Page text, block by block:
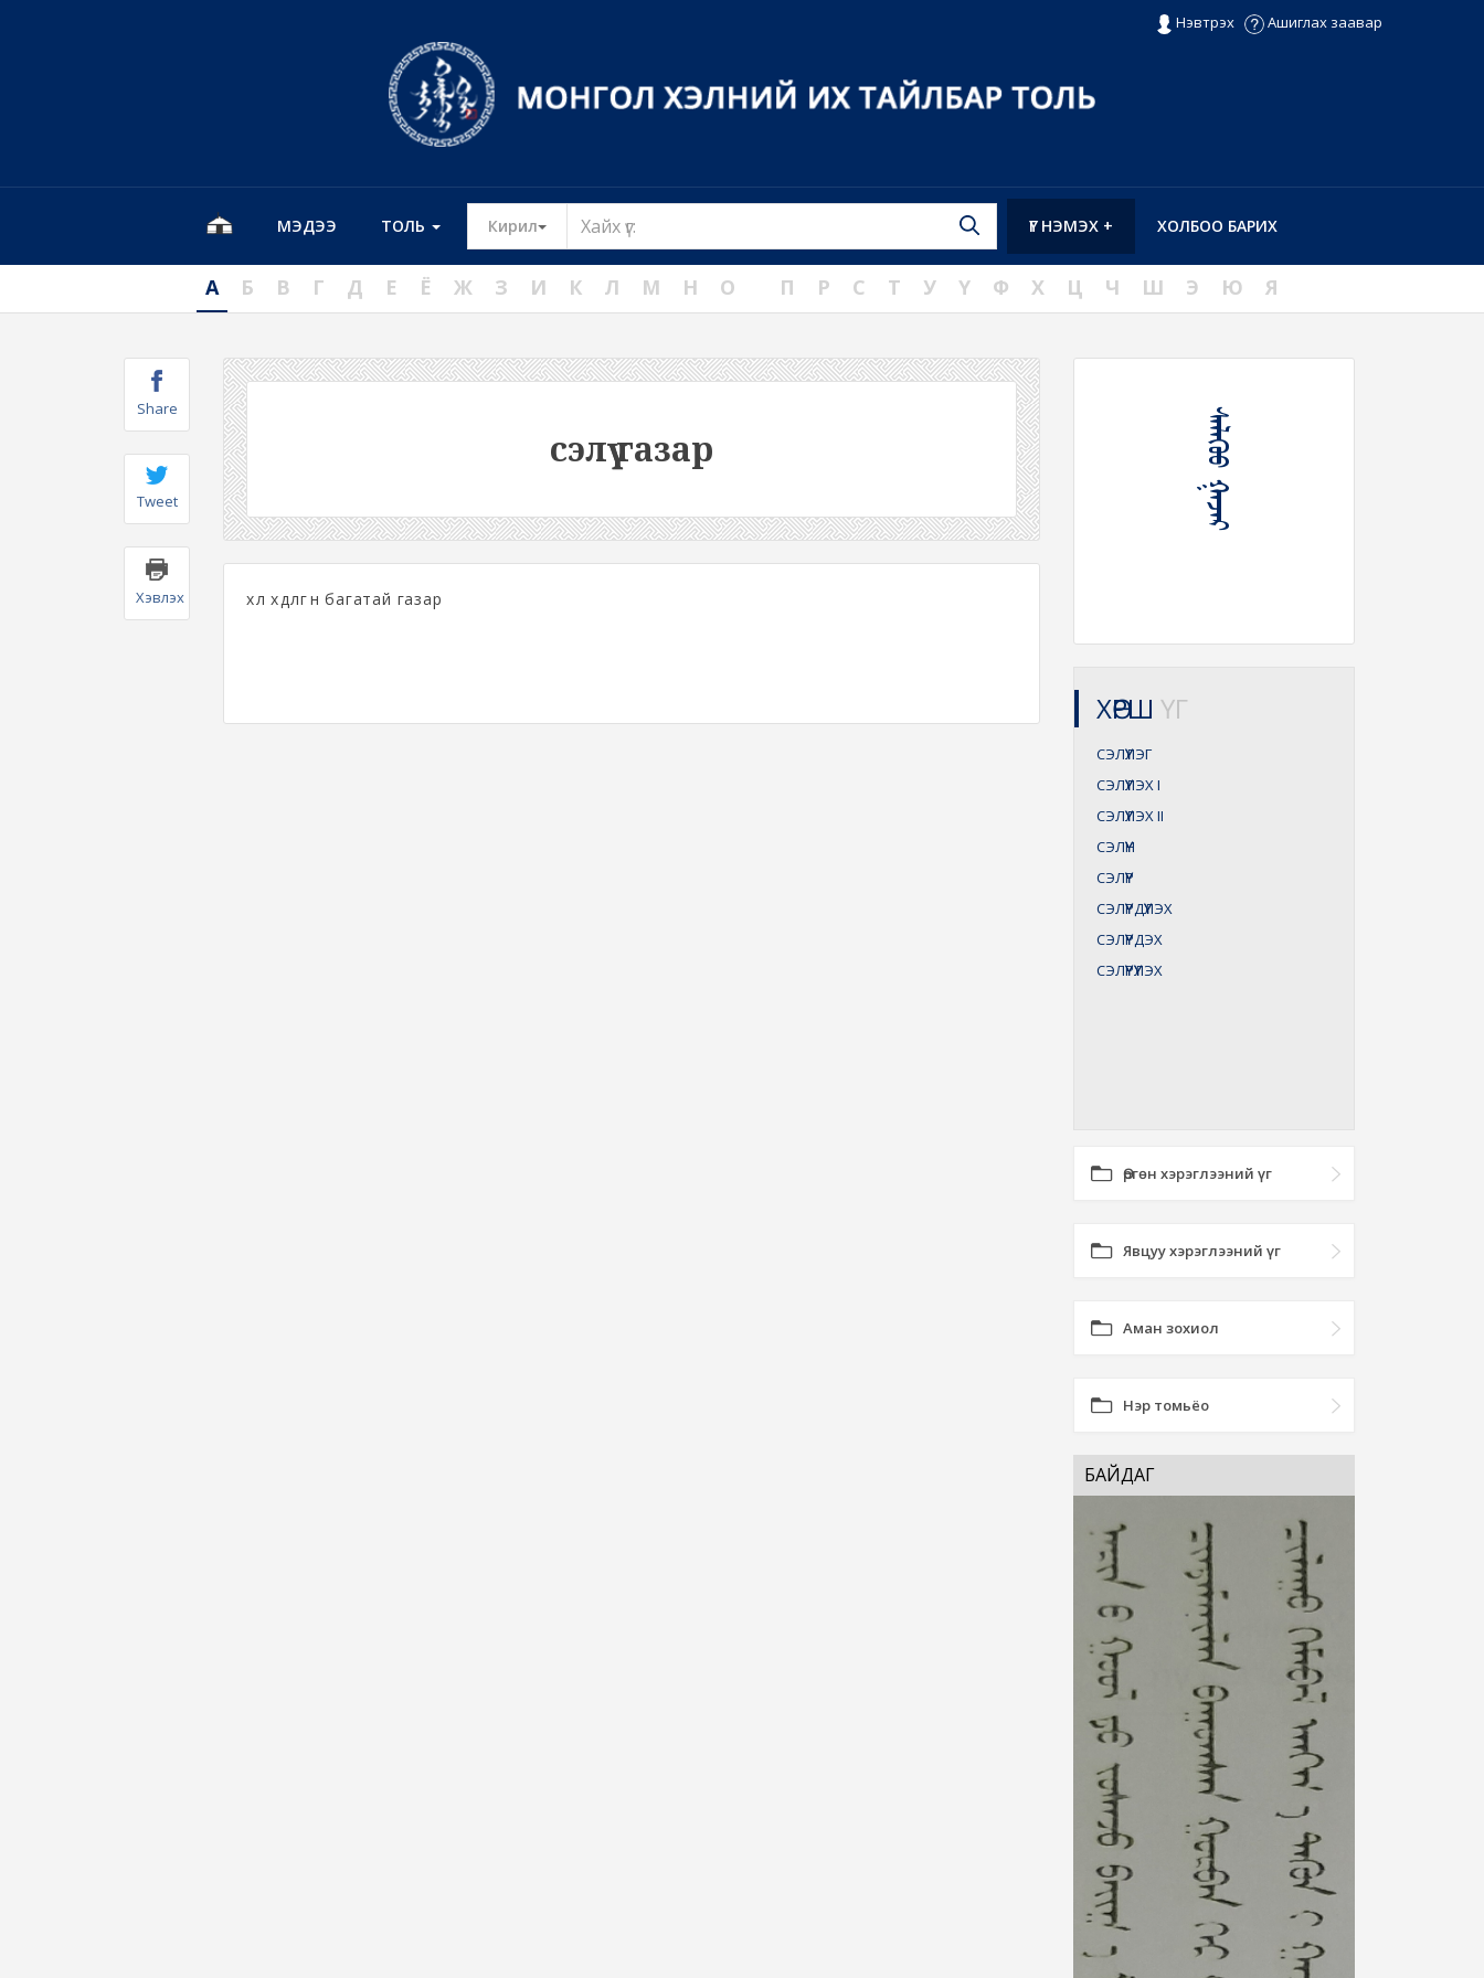
Нэвтрэх Ашиглах заавар
МЭДЭЭ ТОЛЬ Кирил Toggle Dropdown ХОЛБОО БАРИХ
ҮГ НЭМЭХ +
А Б В Г Д Е Ё Ж З И К Л М Н О П Р С Т У Ү Ф Х Ц Ч Ш Э Ю Я
Share
Tweet
Хэвлэх
сэлүү газар
хөл хөдөлгөөн багатай газар
ᠰᠡᠯᠡᠭᠦᠦ ᠭᠠᠵᠠᠷ
ХӨРШ ҮГ
СЭЛҮҮЛЭГ
СЭЛҮҮЛЭХI
СЭЛҮҮЛЭХII
СЭЛҮҮН
СЭЛҮҮР
СЭЛҮҮРДҮҮЛЭХ
СЭЛҮҮРДЭХ
СЭЛҮҮРҮҮЛЭХ
Өргөн хэрэглээний үг
Явцуу хэрэглээний үг
Аман зохиол
Нэр томьёо
БАЙДАГ